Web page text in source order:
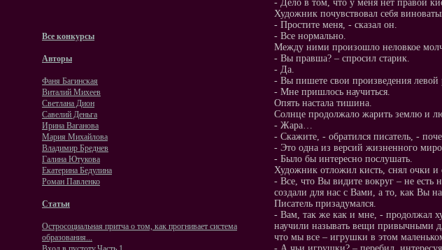
Все конкурсы
Авторы
Фаня Багинская
Виталий Михеев
Светлана Дион
Савелий Деньга
Ирина Ваганова
Мария Михайлова
Владимир Бреднев
Галина Ютукова
Екатерина Бедулина
Роман Павленко
Статьи
Остросоциальная притча о том, как прогнивает система
образования...
- Дело в том, что у меня нет правой
Художник почувствовал себя
- Простите меня, - сказал он.
- Все нормально.
Между ними произошло неловкое
- Вы правша? – спросил старик.
- Да.
- Вы пишете свои произведения левой
- Мне пришлось научиться.
Опять настала тишина.
Солнце продолжало жарить землю и
- Жара…
- Скажите, - обратился писатель, -
- Это одна из версий жизненного
- Было бы интересно послушать.
Художник отложил кисть, снял очки и
- Все, что Вы видите вокруг – не есть
создали для нас с Вами, а то, как Вы
Писатель призадумался.
- Вам, так же как и мне, - продолжал
научили называть вещи привычными
что мы все – игрушки в этом